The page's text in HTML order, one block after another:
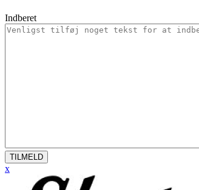
Indberet
TILMELD
x